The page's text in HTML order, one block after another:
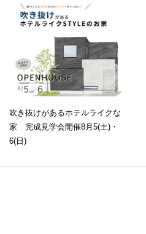
吹き抜けがあるホテルライクな
家 完成見学会開催8月5(土)・
6(日)